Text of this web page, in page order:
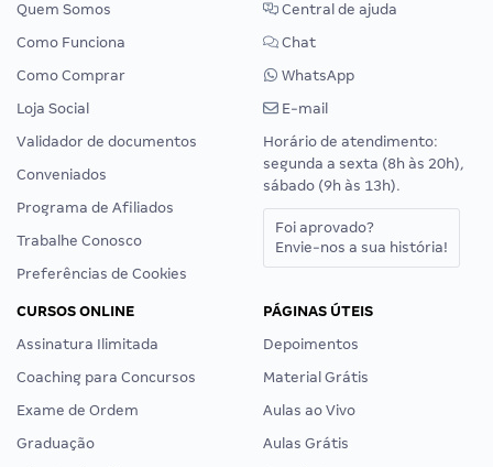
Quem Somos
Como Funciona
Como Comprar
Loja Social
Validador de documentos
Conveniados
Programa de Afiliados
Trabalhe Conosco
Preferências de Cookies
Central de ajuda
Chat
WhatsApp
E-mail
Horário de atendimento:
segunda a sexta (8h às 20h),
sábado (9h às 13h).
Foi aprovado?
Envie-nos a sua história!
CURSOS ONLINE
Assinatura Ilimitada
Coaching para Concursos
Exame de Ordem
Graduação
PÁGINAS ÚTEIS
Depoimentos
Material Grátis
Aulas ao Vivo
Aulas Grátis